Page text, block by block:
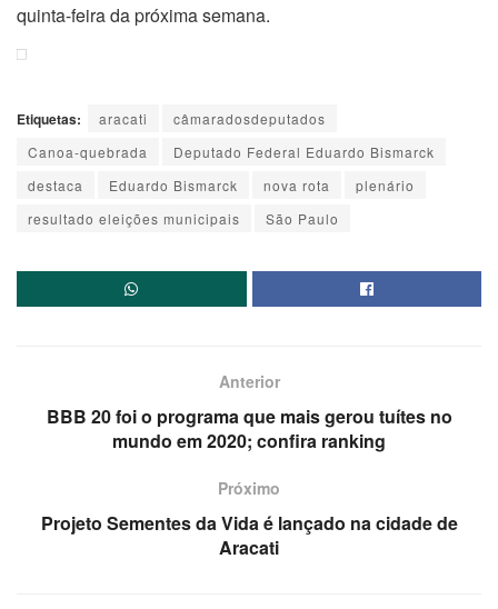
quinta-feira da próxima semana.
Etiquetas: aracati
câmaradosdeputados
Canoa-quebrada
Deputado Federal Eduardo Bismarck
destaca
Eduardo Bismarck nova rota
plenário
resultado eleições municipais
São Paulo
Anterior
BBB 20 foi o programa que mais gerou tuítes no
mundo em 2020; confira ranking
Próximo
Projeto Sementes da Vida é lançado na cidade de
Aracati